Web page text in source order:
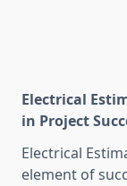
Electrical
in Project
Electrical
element of